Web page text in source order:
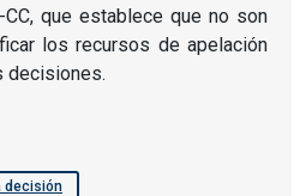
que establece que no son
los recursos de apelación
decisiones.
decisión